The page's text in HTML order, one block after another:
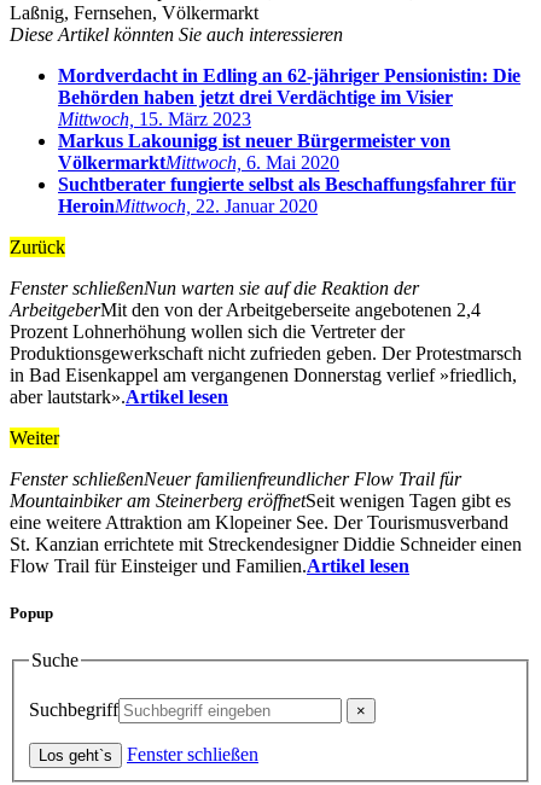
Laßnig, Fernsehen, Völkermarkt
Diese Artikel könnten Sie auch interessieren
Mordverdacht in Edling an 62-jähriger Pensionistin: Die
Behörden haben jetzt drei Verdächtige im Visier
Mittwoch, 15. März 2023
Markus Lakounigg ist neuer Bürgermeister von
VölkermarktMittwoch, 6. Mai 2020
Suchtberater fungierte selbst als Beschaffungsfahrer für
HeroinMittwoch, 22. Januar 2020
Zurück
Fenster schließenNun warten sie auf die Reaktion der
ArbeitgeberMit den von der Arbeitgeberseite angebotenen 2,4
Prozent Lohnerhöhung wollen sich die Vertreter der
Produktionsgewerkschaft nicht zufrieden geben. Der Protestmarsch
in Bad Eisenkappel am vergangenen Donnerstag verlief »friedlich,
aber lautstark».Artikel lesen
Weiter
Fenster schließenNeuer familienfreundlicher Flow Trail für
Mountainbiker am Steinerberg eröffnetSeit wenigen Tagen gibt es
eine weitere Attraktion am Klopeiner See. Der Tourismusverband
St. Kanzian errichtete mit Streckendesigner Diddie Schneider einen
Flow Trail für Einsteiger und Familien.Artikel lesen
Popup
Suche
Suchbegriff
Fenster schließen